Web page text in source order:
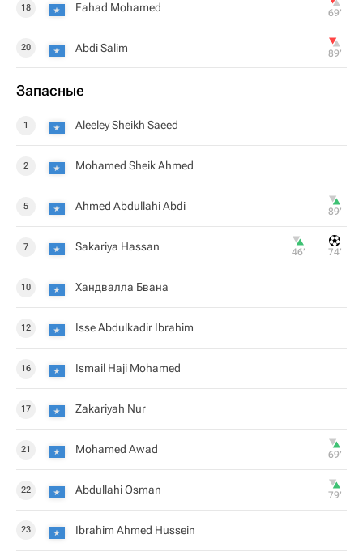
18 Fahad Mohamed 69‎’‎
20 Abdi Salim 89‎’‎
Запасные
1 Aleeley Sheikh Saeed
2 Mohamed Sheik Ahmed
5 Ahmed Abdullahi Abdi 89‎’‎
7 Sakariya Hassan 46‎’‎ 74‎’‎
10 Хандвалла Бвана
12 Isse Abdulkadir Ibrahim
16 Ismail Haji Mohamed
17 Zakariyah Nur
21 Mohamed Awad 69‎’‎
22 Abdullahi Osman 79‎’‎
23 Ibrahim Ahmed Hussein